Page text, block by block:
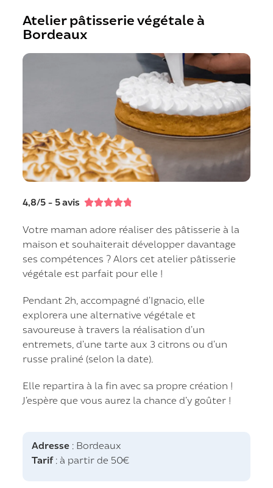
Atelier pâtisserie végétale à
Bordeaux
4,8/5 - 5 avis 
Votre maman adore réaliser des pâtisserie à la
maison et souhaiterait développer davantage
ses compétences ? Alors cet atelier pâtisserie
végétale est parfait pour elle !
Pendant 2h, accompagné d’Ignacio, elle
explorera une alternative végétale et
savoureuse à travers la réalisation d’un
entremets, d’une tarte aux 3 citrons ou d’un
russe praliné (selon la date).
Elle repartira à la fin avec sa propre création !
J’espère que vous aurez la chance d’y goûter !
Adresse : Bordeaux
Tarif: à partir de 50€